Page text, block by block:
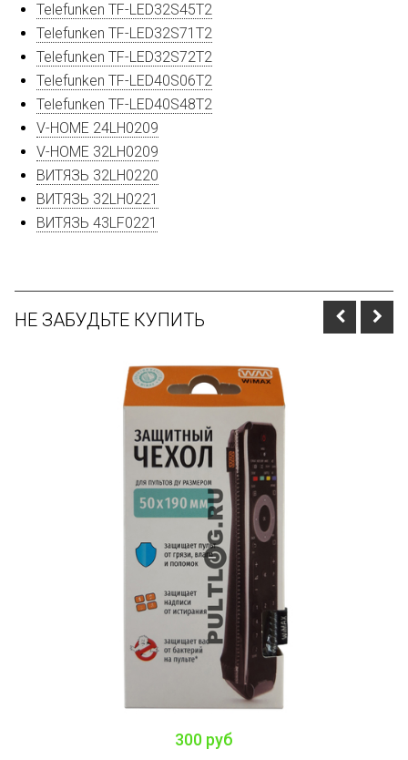
Telefunken TF-LED32S45T2
Telefunken TF-LED32S71T2
Telefunken TF-LED32S72T2
Telefunken TF-LED40S06T2
Telefunken TF-LED40S48T2
V-HOME 24LH0209
V-HOME 32LH0209
ВИТЯЗЬ 32LH0220
ВИТЯЗЬ 32LH0221
ВИТЯЗЬ 43LF0221
НЕ ЗАБУДЬТЕ КУПИТЬ
300 руб